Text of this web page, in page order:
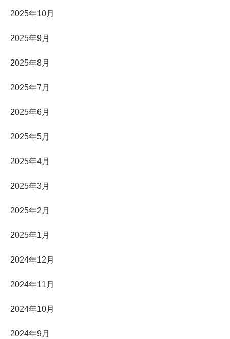
2025年10月
2025年9月
2025年8月
2025年7月
2025年6月
2025年5月
2025年4月
2025年3月
2025年2月
2025年1月
2024年12月
2024年11月
2024年10月
2024年9月